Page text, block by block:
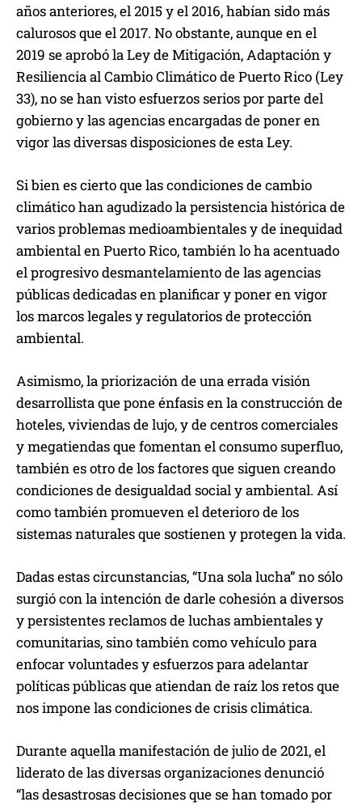
años anteriores, el 2015 y el 2016, habían sido más
calurosos que el 2017. No obstante, aunque en el
2019 se aprobó la Ley de Mitigación, Adaptación y
Resiliencia al Cambio Climático de Puerto Rico (Ley
33), no se han visto esfuerzos serios por parte del
gobierno y las agencias encargadas de poner en
vigor las diversas disposiciones de esta Ley.
Si bien es cierto que las condiciones de cambio
climático han agudizado la persistencia histórica de
varios problemas medioambientales y de inequidad
ambiental en Puerto Rico, también lo ha acentuado
el progresivo desmantelamiento de las agencias
públicas dedicadas en planificar y poner en vigor
los marcos legales y regulatorios de protección
ambiental.
Asimismo, la priorización de una errada visión
desarrollista que pone énfasis en la construcción de
hoteles, viviendas de lujo, y de centros comerciales
y megatiendas que fomentan el consumo superfluo,
también es otro de los factores que siguen creando
condiciones de desigualdad social y ambiental. Así
como también promueven el deterioro de los
sistemas naturales que sostienen y protegen la vida.
Dadas estas circunstancias, “Una sola lucha” no sólo
surgió con la intención de darle cohesión a diversos
y persistentes reclamos de luchas ambientales y
comunitarias, sino también como vehículo para
enfocar voluntades y esfuerzos para adelantar
políticas públicas que atiendan de raíz los retos que
nos impone las condiciones de crisis climática.
Durante aquella manifestación de julio de 2021, el
liderato de las diversas organizaciones denunció
“las desastrosas decisiones que se han tomado por